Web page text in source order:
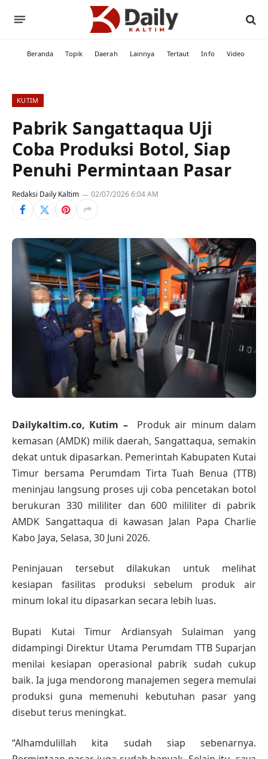
Beranda Topik Daerah Lainnya Tertaut Info Video
KUTIM
Pabrik Sangattaqua Uji
Coba Produksi Botol, Siap
Penuhi Permintaan Pasar
Redaksi Daily Kaltim 02/07/2026 6:04 AM
Dailykaltim.co, Kutim –
Produk air minum dalam
kemasan (AMDK) milik daerah, Sangattaqua, semakin
dekat untuk dipasarkan. Pemerintah Kabupaten Kutai
Timur bersama Perumdam Tirta Tuah Benua (TTB)
meninjau langsung proses uji coba pencetakan botol
berukuran 330 mililiter dan 600 mililiter di pabrik
AMDK Sangattaqua di kawasan Jalan Papa Charlie
Kabo Jaya, Selasa, 30 Juni 2026.
Peninjauan tersebut dilakukan untuk melihat
kesiapan fasilitas produksi sebelum produk air
minum lokal itu dipasarkan secara lebih luas.
Bupati Kutai Timur Ardiansyah Sulaiman yang
didampingi Direktur Utama Perumdam TTB Suparjan
menilai kesiapan operasional pabrik sudah cukup
baik. Ia juga mendorong manajemen segera memulai
produksi guna memenuhi kebutuhan pasar yang
disebut terus meningkat.
“Alhamdulillah kita sudah siap sebenarnya.